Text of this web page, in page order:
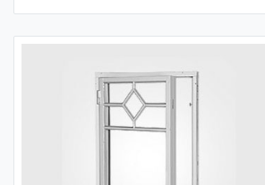
glas med den stora fördelen att det är
möjligt att montera persienner mellan
glasen. Fönstret har ett U-värde på 1,2. Att
fönstret öppnas inåt innebär att du kan